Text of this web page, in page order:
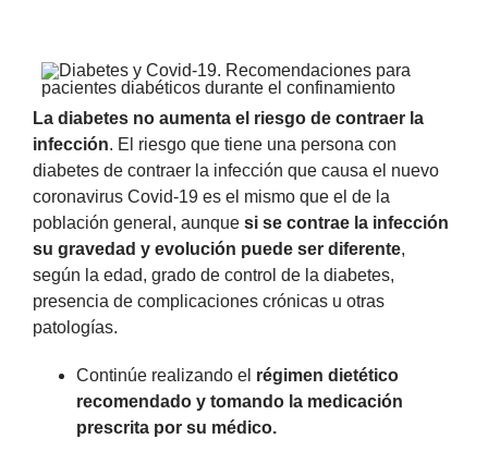
La diabetes no aumenta el riesgo de contraer la
infección. El riesgo que tiene una persona con
diabetes de contraer la infección que causa el nuevo
coronavirus Covid-19 es el mismo que el de la
población general, aunque si se contrae la infección
su gravedad y evolución puede ser diferente,
según la edad, grado de control de la diabetes,
presencia de complicaciones crónicas u otras
patologías.
Continúe realizando el régimen dietético
recomendado y tomando la medicación
prescrita por su médico.